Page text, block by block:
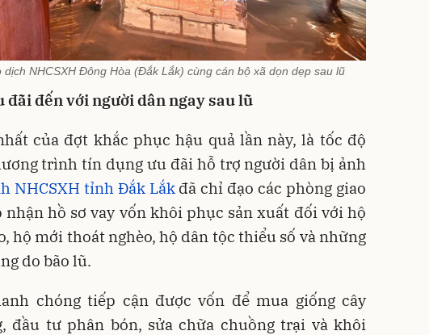
dịch NHCSXH Đông Hòa (Đắk Lắk) cùng cán bộ xã dọn dẹp sau lũ
đãi đến với người dân ngay sau lũ
của đợt khắc phục hậu quả lần này, là tốc độ
trình tín dụng ưu đãi hỗ trợ người dân bị ảnh
NHCSXH tỉnh Đắk Lắkđã chỉ đạo các phòng giao
hồ sơ vay vốn khôi phục sản xuất đối với hộ
hộ mới thoát nghèo, hộ dân tộc thiểu số và những
do bão lũ.
chóng tiếp cận được vốn để mua giống cây
đầu tư phân bón, sửa chữa chuồng trại và khôi